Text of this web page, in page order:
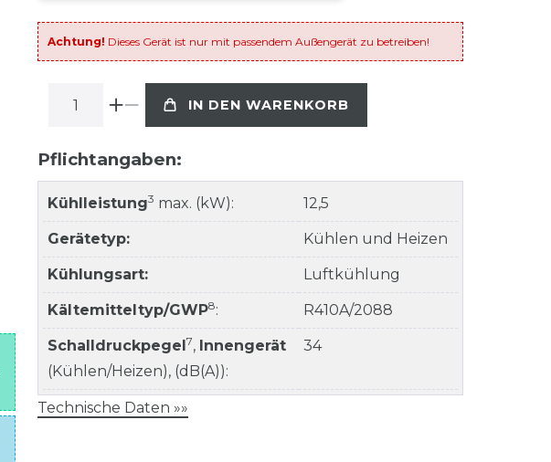
Achtung! Dieses Gerät ist nur mit passendem Außengerät zu betreiben!
IN DEN WARENKORB
Pflichtangaben:
Kühlleistung3 max. (kW): 12,5
Gerätetyp: Kühlen und Heizen
Kühlungsart: Luftkühlung
Kältemitteltyp/GWP8: R410A/2088
Schalldruckpegel7, Innengerät
(Kühlen/Heizen), (dB(A)):
34
Technische Daten »»